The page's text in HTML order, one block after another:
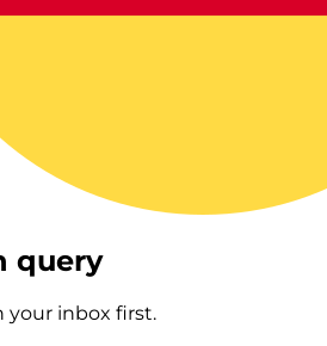
query
your inbox first.